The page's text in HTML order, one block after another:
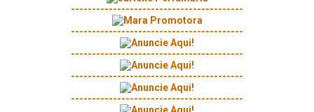
-----------------------------------------
-----------------------------------------
-----------------------------------------
-----------------------------------------
-----------------------------------------